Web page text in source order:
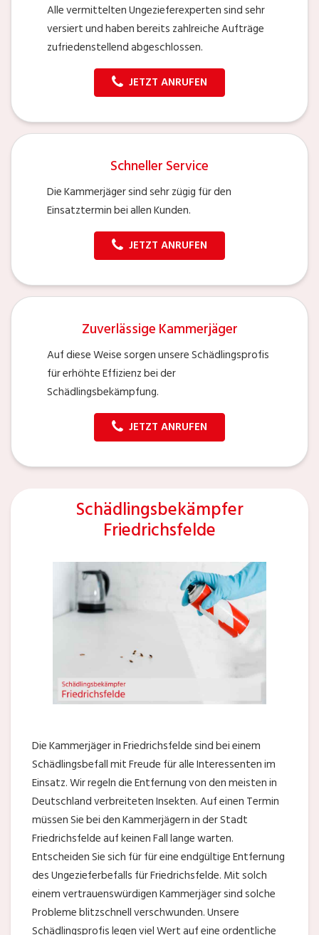
Alle vermittelten Ungezieferexperten sind sehr
versiert und haben bereits zahlreiche Aufträge
zufriedenstellend abgeschlossen.
JETZT ANRUFEN
Schneller Service
Die Kammerjäger sind sehr zügig für den
Einsatztermin bei allen Kunden.
JETZT ANRUFEN
Zuverlässige Kammerjäger
Auf diese Weise sorgen unsere Schädlingsprofis
für erhöhte Effizienz bei der
Schädlingsbekämpfung.
JETZT ANRUFEN
Schädlingsbekämpfer
Friedrichsfelde
Die Kammerjäger in Friedrichsfelde sind bei einem
Schädlingsbefall mit Freude für alle Interessenten im
Einsatz. Wir regeln die Entfernung von den meisten in
Deutschland verbreiteten Insekten. Auf einen Termin
müssen Sie bei den Kammerjägern in der Stadt
Friedrichsfelde auf keinen Fall lange warten.
Entscheiden Sie sich für für eine endgültige Entfernung
des Ungezieferbefalls für Friedrichsfelde. Mit solch
einem vertrauenswürdigen Kammerjäger sind solche
Probleme blitzschnell verschwunden. Unsere
Schädlingsprofis legen viel Wert auf eine ordentliche